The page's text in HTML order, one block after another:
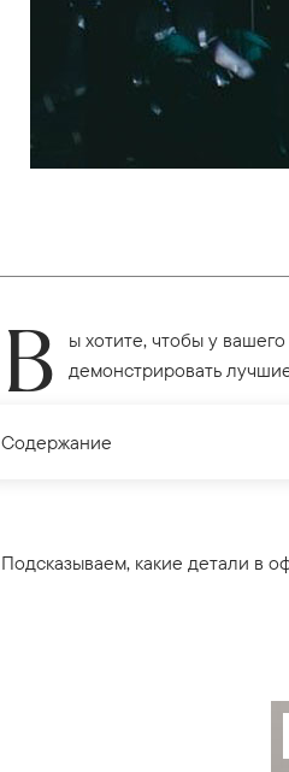
В
ы хотите, чтобы у
демонстрировать
Содержание
Подсказываем, какие детали в